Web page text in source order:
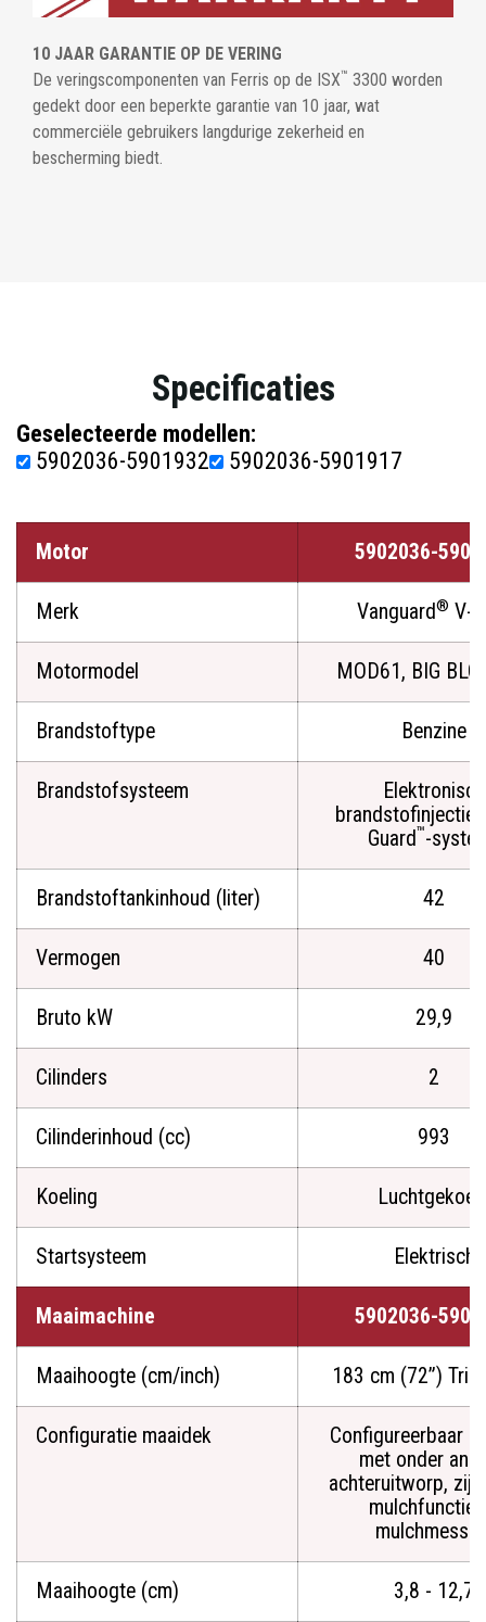
10 JAAR GARANTIE OP DE VERING
De veringscomponenten van Ferris op de ISX™ 3300 worden
gedekt door een beperkte garantie van 10 jaar, wat
commerciële gebruikers langdurige zekerheid en
bescherming biedt.
Specificaties
Geselecteerde modellen:
5902036-5901932
5902036-5901917
Motor 5902036-
Merk Vanguard® V-
Motormodel MOD61, BIG
Brandstoftype Benzine
Brandstofsysteem
Elektronisch
brandstofinjectie-
Guard™-
Brandstoftankinhoud (liter) 42
Vermogen 40
Bruto kW 29,9
Cilinders 2
Cilinderinhoud (cc) 993
Koeling
Startsysteem Elektrisch
Maaimachine 5902036-
Maaihoogte (cm/inch) 183 cm (72”)
Configuratie maaidek
Configureerbaar
met onder
achteruitworp,
mulchfunctie
Maaihoogte (cm) 3,8 - 12,7